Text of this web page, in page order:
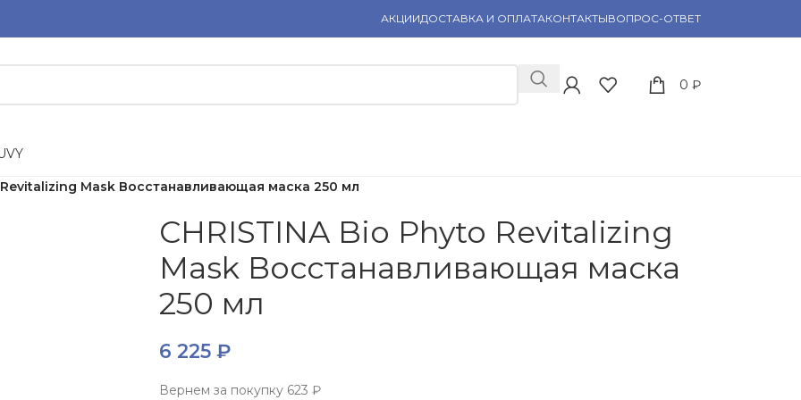
АКЦИИДОСТАВКА И ОПЛАТАКОНТАКТЫВОПРОС-ОТВЕТ
0 ₽
VY
Revitalizing Mask Восстанавливающая маска 250 мл
CHRISTINA Bio Phyto Revitalizing
Mask Восстанавливающая маска
250 мл
6 225 ₽
Вернем за покупку623 ₽